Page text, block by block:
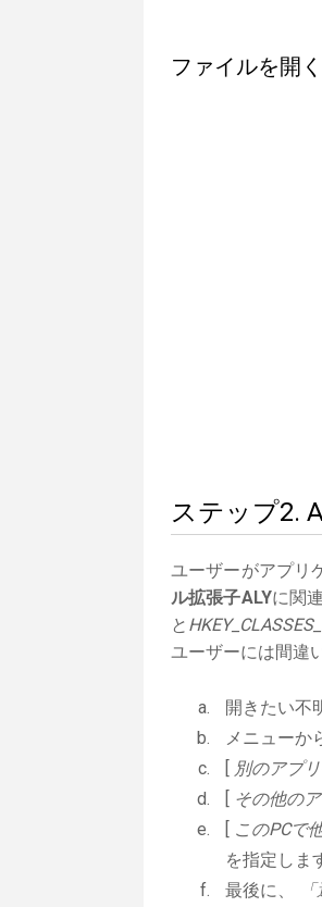
ファイルを開
ステップ2.
ユーザーがアプリ
ル拡張子ALYに関
と
ユーザーには間違
開きたい不
メニューか
[ 別のアプ
[ その他の
[ このPCで
を指定しま
最後に、